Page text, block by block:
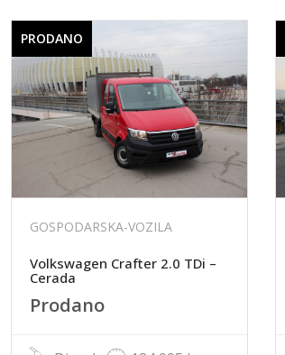
PRODANO
GOSPODARSKA-VOZILA
Volkswagen Crafter 2.0 TDi –
Cerada
Prodano